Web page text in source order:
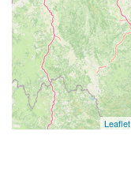
Leaflet